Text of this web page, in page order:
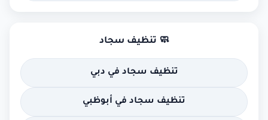
🧼 تنظيف سجاد
تنظيف سجاد في دبي
تنظيف سجاد في أبوظبي